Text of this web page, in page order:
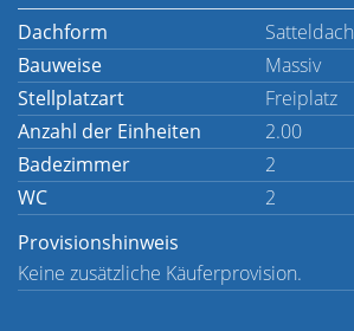
Dachform
Satteldach
Bauweise
Massiv
Stellplatzart
Freiplatz
Anzahl der Einheiten
2.00
Badezimmer
2
WC
2
Provisionshinweis
Keine zusätzliche Käuferprovision.